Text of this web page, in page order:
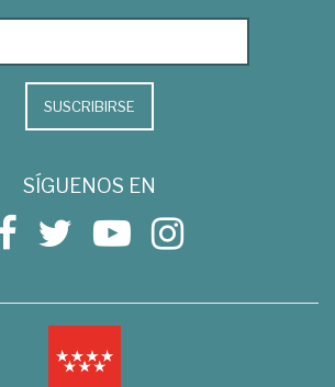
SUSCRIBIRSE
SÍGUENOS EN